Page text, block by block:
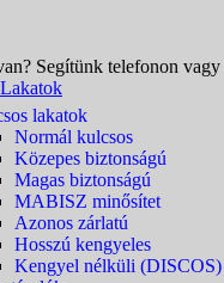
Segítünk telefonon vagy
Lakatok
lakatok
Normál kulcsos
Közepes biztonságú
Magas biztonságú
MABISZ minősítet
Azonos zárlatú
Hosszú kengyeles
Kengyel nélküli (DISCOS)